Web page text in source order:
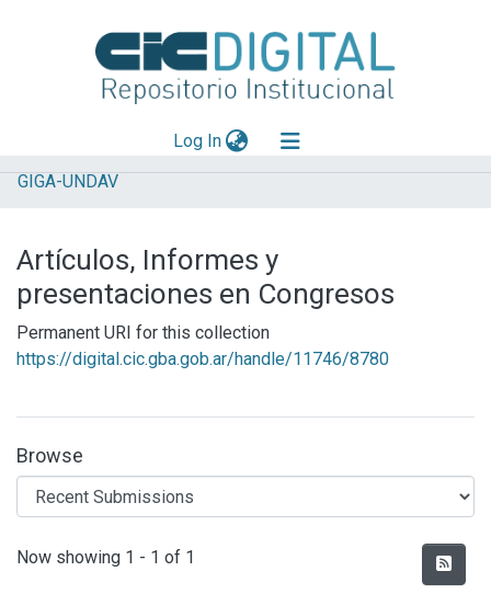
Log In(current)
Explorar
Aportar material
Statistics
GIGA-UNDAV
Artículos, Informes y
presentaciones en Congresos
Permanent URI for this collection
https://digital.cic.gba.gob.ar/handle/11746/8780
Browse
Recent Submissions
Now showing 1 - 1 of 1